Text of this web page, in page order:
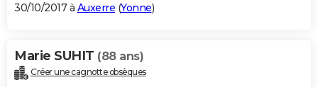
30/10/2017 à Auxerre (Yonne)
Marie SUHIT (88 ans)
Créer une cagnotte obsèques